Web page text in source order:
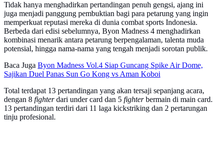
Tidak hanya menghadirkan pertandingan penuh gengsi, ajang ini
juga menjadi panggung pembuktian bagi para petarung yang ingin
memperkuat reputasi mereka di dunia combat sports Indonesia.
Berbeda dari edisi sebelumnya, Byon Madness 4 menghadirkan
kombinasi menarik antara petarung berpengalaman, talenta muda
potensial, hingga nama-nama yang tengah menjadi sorotan publik.
Baca Juga Byon Madness Vol.4 Siap Guncang Spike Air Dome,
Sajikan Duel Panas Sun Go Kong vs Aman Koboi
Total terdapat 13 pertandingan yang akan tersaji sepanjang acara,
dengan 8 fighterdari under card dan 5 fighterbermain di main card.
13 pertandingan terdiri dari 11 laga kickstriking dan 2 pertarungan
tinju profesional.